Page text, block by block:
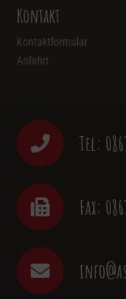
Kontakt
Kontaktformular
Anfahrt
Tel:
Fax: